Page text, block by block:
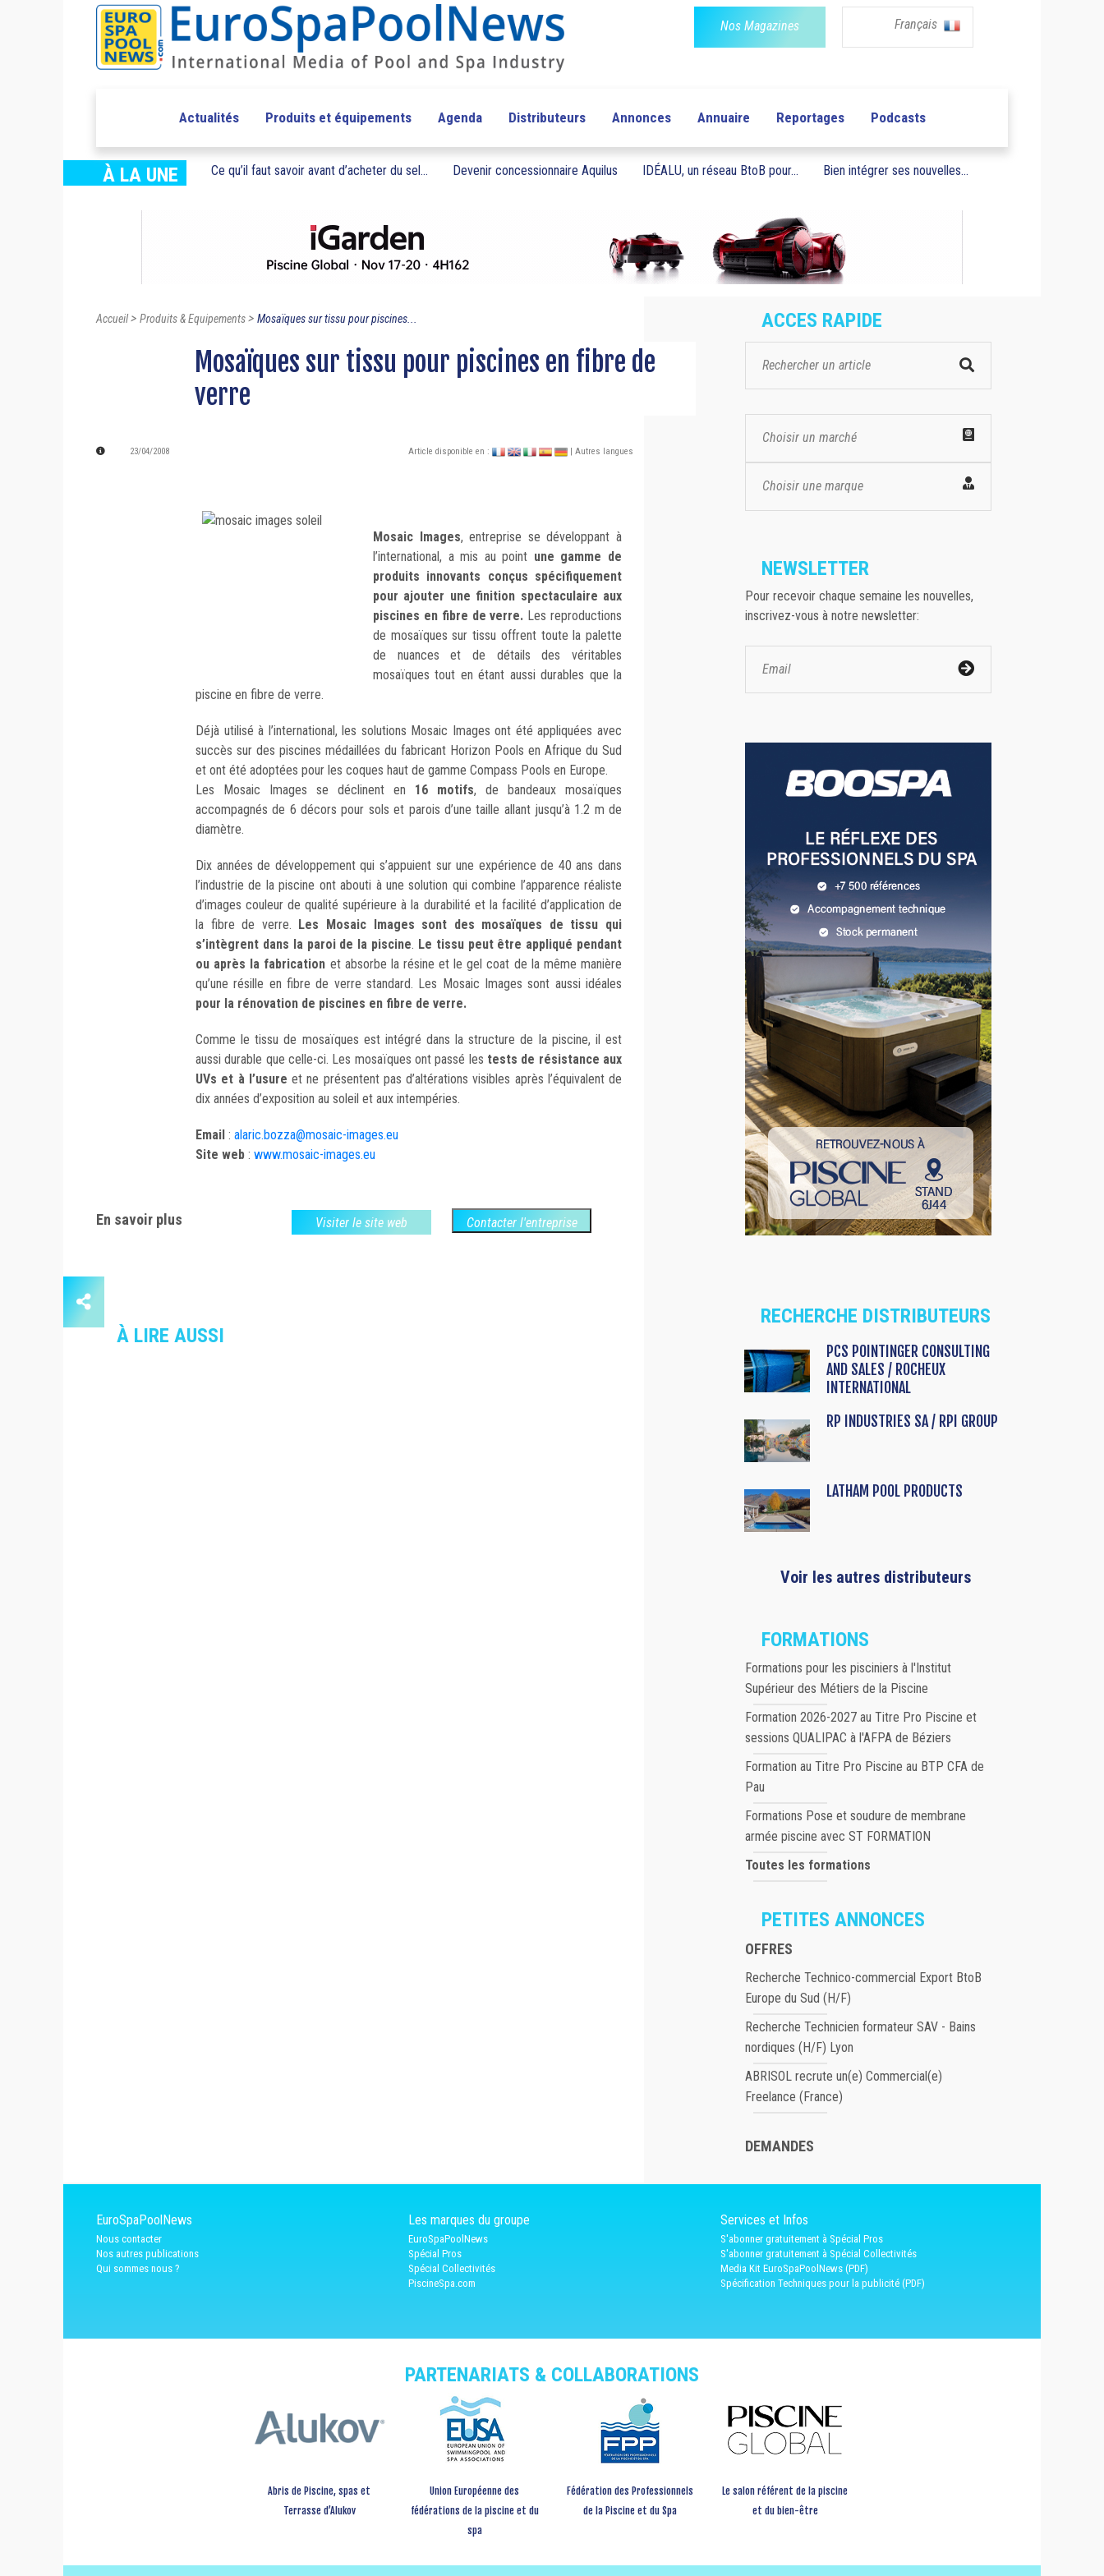
Nos Magazines Français
Actualités Produits et équipements Agenda Distributeurs Annonces Annuaire Reportages Podcasts
À LA UNE Ce qu’il faut savoir avant d’acheter du sel... Devenir concessionnaire Aquilus IDÉALU, un réseau BtoB pour... Bien intégrer ses nouvelles...
Accueil> Produits & Equipements> Mosaïques sur tissu pour piscines...
Mosaïques sur tissu pour piscines en fibre de
verre
23/04/2008 Article disponible en : | Autres langues
Mosaic Images, entreprise se développant à
l’international, a mis au point une gamme de
produits innovants conçus spécifiquement
pour ajouter une finition spectaculaire aux
piscines en fibre de verre. Les reproductions
de mosaïques sur tissu offrent toute la palette
de nuances et de détails des véritables
mosaïques tout en étant aussi durables que la
piscine en fibre de verre.
Déjà utilisé à l’international, les solutions Mosaic Images ont été appliquées avec
succès sur des piscines médaillées du fabricant Horizon Pools en Afrique du Sud
et ont été adoptées pour les coques haut de gamme Compass Pools en Europe.
Les Mosaic Images se déclinent en 16 motifs, de bandeaux mosaïques
accompagnés de 6 décors pour sols et parois d’une taille allant jusqu’à 1.2 m de
diamètre.
Dix années de développement qui s’appuient sur une expérience de 40 ans dans
l’industrie de la piscine ont abouti à une solution qui combine l’apparence réaliste
d’images couleur de qualité supérieure à la durabilité et la facilité d’application de
la fibre de verre.
Les Mosaic Images sont des mosaïques de tissu qui
s’intègrent dans la paroi de la piscine. Le tissu peut être appliqué pendant
ou après la fabrication et absorbe la résine et le gel coat de la même manière
qu’une résille en fibre de verre standard. Les Mosaic Images sont aussi idéales
pour la rénovation de piscines en fibre de verre.
Comme le tissu de mosaïques est intégré dans la structure de la piscine, il est
aussi durable que celle-ci. Les mosaïques ont passé les tests de résistance aux
UVs et à l’usure et ne présentent pas d’altérations visibles après l’équivalent de
dix années d’exposition au soleil et aux intempéries.
Email : alaric.bozza@mosaic-images.eu
Site web : www.mosaic-images.eu
En savoir plus Visiter le site web Contacter l'entreprise
À LIRE AUSSI
ACCES RAPIDE
Choisir un marché
Choisir une marque
NEWSLETTER
Pour recevoir chaque semaine les nouvelles,
inscrivez-vous à notre newsletter:
RECHERCHE DISTRIBUTEURS
PCS POINTINGER CONSULTING
AND SALES / ROCHEUX
INTERNATIONAL
RP INDUSTRIES SA / RPI GROUP
LATHAM POOL PRODUCTS
Voir les autres distributeurs
FORMATIONS
Formations pour les pisciniers à l'Institut
Supérieur des Métiers de la Piscine
Formation 2026-2027 au Titre Pro Piscine et
sessions QUALIPAC à l'AFPA de Béziers
Formation au Titre Pro Piscine au BTP CFA de
Pau
Formations Pose et soudure de membrane
armée piscine avec ST FORMATION
Toutes les formations
PETITES ANNONCES
OFFRES
Recherche Technico-commercial Export BtoB
Europe du Sud (H/F)
Recherche Technicien formateur SAV - Bains
nordiques (H/F) Lyon
ABRISOL recrute un(e) Commercial(e)
Freelance (France)
DEMANDES
EuroSpaPoolNews
Nous contacter
Nos autres publications
Qui sommes nous ?
Les marques du groupe
EuroSpaPoolNews
Spécial Pros
Spécial Collectivités
PiscineSpa.com
Services et Infos
S'abonner gratuitement à Spécial Pros
S'abonner gratuitement à Spécial Collectivités
Media Kit EuroSpaPoolNews (PDF)
Spécification Techniques pour la publicité (PDF)
PARTENARIATS & COLLABORATIONS
Abris de Piscine, spas et
Terrasse d’Alukov
Union Européenne des
fédérations de la piscine et du
spa
Fédération des Professionnels
de la Piscine et du Spa
Le salon référent de la piscine
et du bien-être